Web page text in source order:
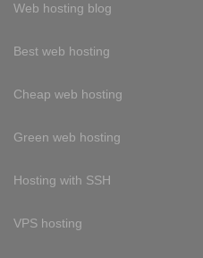
Web hosting blog
Best web hosting
Cheap web hosting
Green web hosting
Hosting with SSH
VPS hosting